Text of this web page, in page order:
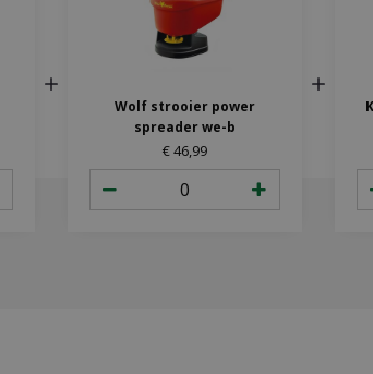
Wolf strooier power
spreader we-b
€46,99